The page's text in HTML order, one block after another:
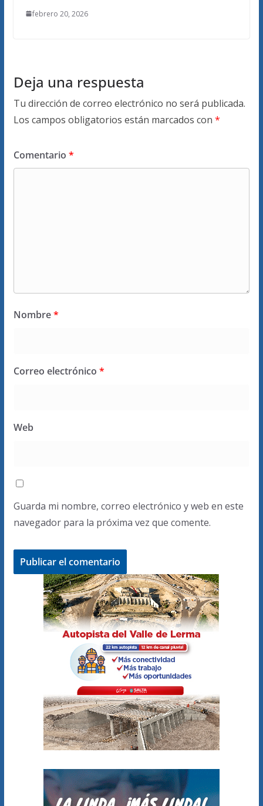
febrero 20, 2026
Deja una respuesta
Tu dirección de correo electrónico no será publicada.
Los campos obligatorios están marcados con *
Comentario *
Nombre*
Correo electrónico *
Web
Guarda mi nombre, correo electrónico y web en este
navegador para la próxima vez que comente.